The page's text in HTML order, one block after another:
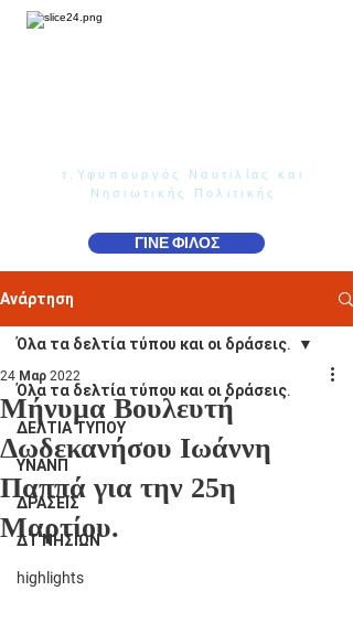
τ.Υφυπουργός Ναυτιλίας και
Νησιωτικής Πολιτικής
ΓΙΝΕ ΦΙΛΟΣ
Ανάρτηση
Όλα τα δελτία τύπου και οι δράσεις.
ΔΕΛΤΙΑ ΤΥΠΟΥ
ΥΝΑΝΠ
ΔΡΑΣΕΙΣ
ΔΤ ΝΗΣΙΩΝ
highlights
Όλα τα δελτία τύπου και οι δράσεις.
Μήνυμα Βουλευτή
Δωδεκανήσου Ιωάννη
Παππά για την 25η
Μαρτίου.
24 Μαρ 2022